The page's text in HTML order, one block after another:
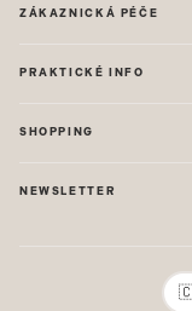
ZÁKAZNICKÁ PÉČE
Časté dotazy
Mapa stránek
PRAKTICKÉ INFO
Prodejna: Uherské
Ochrana osobních údajů
SHOPPING
GEL LAKY
NEWSLETTER